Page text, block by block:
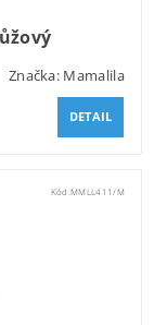
Značka: Mamalila
DETAIL
Kód:MMLL411/M